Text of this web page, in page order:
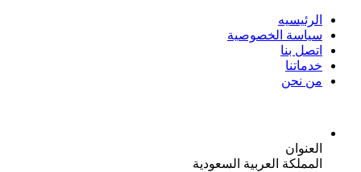
الرئيسيه
سياسة الخصوصية
اتصل بنا
خدماتنا
من نحن
العنوان
المملكة العربية السعودية